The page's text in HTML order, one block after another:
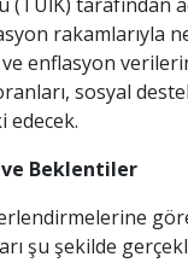
rakamlarıyla
enflasyon
sosyal
edecek.
Beklentiler
şu şekilde